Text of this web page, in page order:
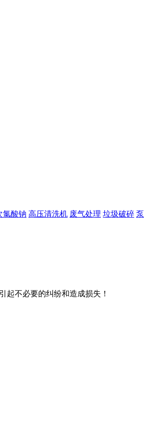
氯酸钠 高压清洗机 废气处理 垃圾破碎 泵
起不必要的纠纷和造成损失！